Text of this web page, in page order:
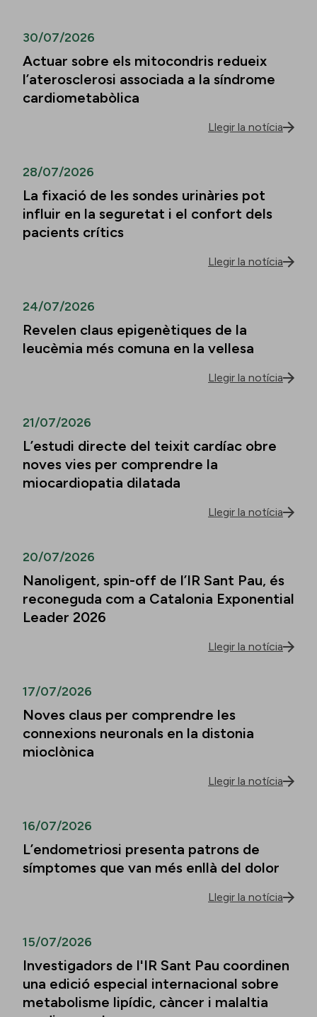
30/07/2026
Actuar sobre els mitocondris redueix
l’aterosclerosi associada a la síndrome
cardiometabòlica
Llegir la notícia
28/07/2026
La fixació de les sondes urinàries pot
influir en la seguretat i el confort dels
pacients crítics
Llegir la notícia
24/07/2026
Revelen claus epigenètiques de la
leucèmia més comuna en la vellesa
Llegir la notícia
21/07/2026
L’estudi directe del teixit cardíac obre
noves vies per comprendre la
miocardiopatia dilatada
Llegir la notícia
20/07/2026
Nanoligent, spin-off de l’IR Sant Pau, és
reconeguda com a Catalonia Exponential
Leader 2026
Llegir la notícia
17/07/2026
Noves claus per comprendre les
connexions neuronals en la distonia
mioclònica
Llegir la notícia
16/07/2026
L’endometriosi presenta patrons de
símptomes que van més enllà del dolor
Llegir la notícia
15/07/2026
Investigadors de l'IR Sant Pau coordinen
una edició especial internacional sobre
metabolisme lipídic, càncer i malaltia